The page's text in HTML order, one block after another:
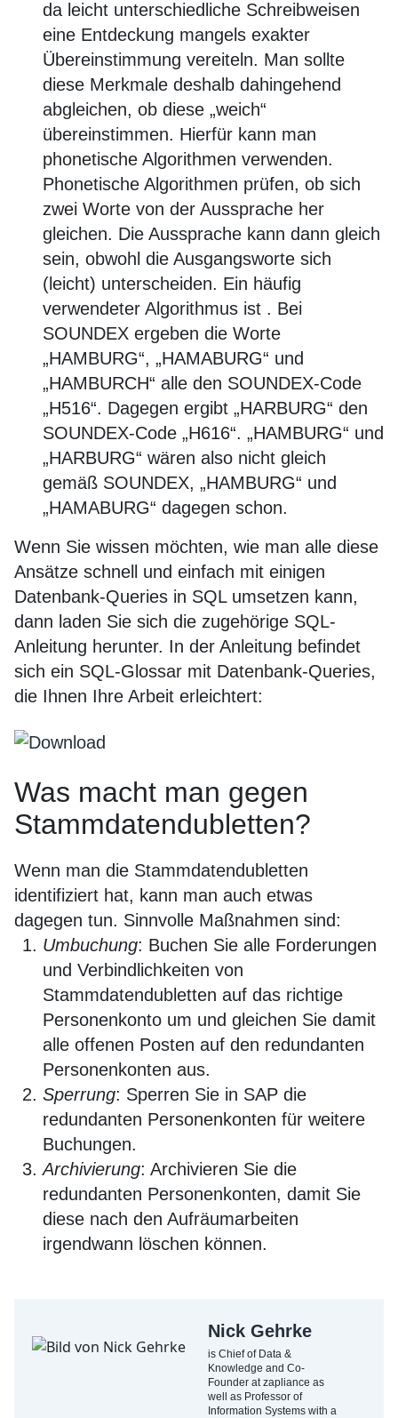
da leicht unterschiedliche Schreibweisen
eine Entdeckung mangels exakter
Übereinstimmung vereiteln. Man sollte
diese Merkmale deshalb dahingehend
abgleichen, ob diese „weich“
übereinstimmen. Hierfür kann man
phonetische Algorithmen verwenden.
Phonetische Algorithmen prüfen, ob sich
zwei Worte von der Aussprache her
gleichen. Die Aussprache kann dann gleich
sein, obwohl die Ausgangsworte sich
(leicht) unterscheiden. Ein häufig
verwendeter Algorithmus ist . Bei
SOUNDEX ergeben die Worte
„HAMBURG“, „HAMABURG“ und
„HAMBURCH“ alle den SOUNDEX-Code
„H516“. Dagegen ergibt „HARBURG“ den
SOUNDEX-Code „H616“. „HAMBURG“ und
„HARBURG“ wären also nicht gleich
gemäß SOUNDEX, „HAMBURG“ und
„HAMABURG“ dagegen schon.
Wenn Sie wissen möchten, wie man alle diese
Ansätze schnell und einfach mit einigen
Datenbank-Queries in SQL umsetzen kann,
dann laden Sie sich die zugehörige SQL-
Anleitung herunter. In der Anleitung befindet
sich ein SQL-Glossar mit Datenbank-Queries,
die Ihnen Ihre Arbeit erleichtert:
Was macht man gegen
Stammdatendubletten?
Wenn man die Stammdatendubletten
identifiziert hat, kann man auch etwas
dagegen tun. Sinnvolle Maßnahmen sind:
Umbuchung: Buchen Sie alle Forderungen
und Verbindlichkeiten von
Stammdatendubletten auf das richtige
Personenkonto um und gleichen Sie damit
alle offenen Posten auf den redundanten
Personenkonten aus.
Sperrung: Sperren Sie in SAP die
redundanten Personenkonten für weitere
Buchungen.
Archivierung: Archivieren Sie die
redundanten Personenkonten, damit Sie
diese nach den Aufräumarbeiten
irgendwann löschen können.
Nick Gehrke
is Chief of Data &
Knowledge and Co-
Founder at zapliance as
well as Professor of
Information Systems with a